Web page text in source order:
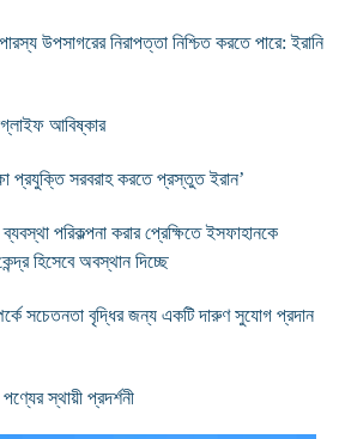
উপসাগরের নিরাপত্তা নিশ্চিত করতে পারে: ইরানি
আবিষ্কার
প্রযুক্তি সরবরাহ করতে প্রস্তুত ইরান’
পরিকল্পনা করার প্রেক্ষিতে ইসফাহানকে
হিসেবে অবস্থান দিচ্ছে
সচেতনতা বৃদ্ধির জন্য একটি দারুণ সুযোগ প্রদান
স্থায়ী প্রদর্শনী